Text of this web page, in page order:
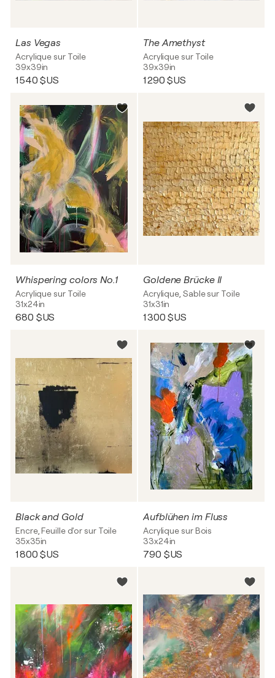
Las Vegas
Acrylique sur Toile
39x39in
1 540 $US
The Amethyst
Acrylique sur Toile
39x39in
1 290 $US
Whispering colors No.1
Acrylique sur Toile
31x24in
680 $US
Goldene Brücke II
Acrylique, Sable sur Toile
31x31in
1 300 $US
Black and Gold
Encre, Feuille d'or sur Toile
35x35in
1 800 $US
Aufblühen im Fluss
Acrylique sur Bois
33x24in
790 $US